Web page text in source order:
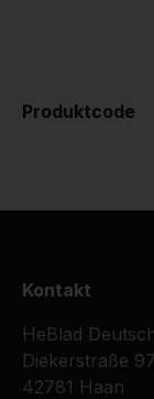
Produktcode
Kontakt
HeBlad
Diekerstraße 97
42781 Haan